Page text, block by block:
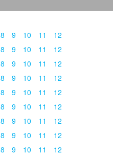
8 9 10 11
12
8 9 10 11
12
8 9 10 11
12
8 9 10 11
12
8 9 10 11
12
8 9 10 11
12
8 9 10 11
12
8 9 10 11
12
8 9 10 11
12